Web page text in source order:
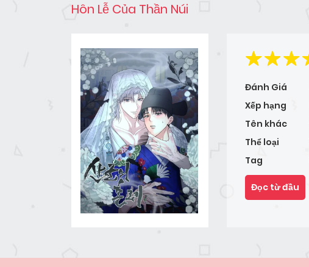
Hôn Lễ Của Thần Núi
Đánh Giá
Xếp hạng
Tên khác
Thể loại
Tag
Đọc từ đầu